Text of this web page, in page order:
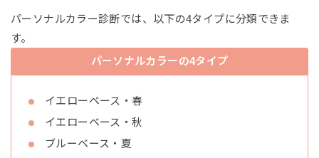
パーソナルカラー診断では、以下の4タイプに分類できま
す。
パーソナルカラーの4タイプ
イエローベース・春
イエローベース・秋
ブルーベース・夏